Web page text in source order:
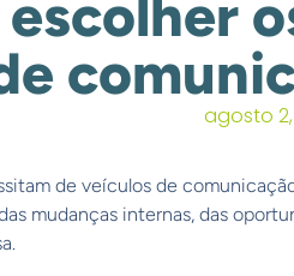
agosto 2,
de veículos de
mudanças internas, das